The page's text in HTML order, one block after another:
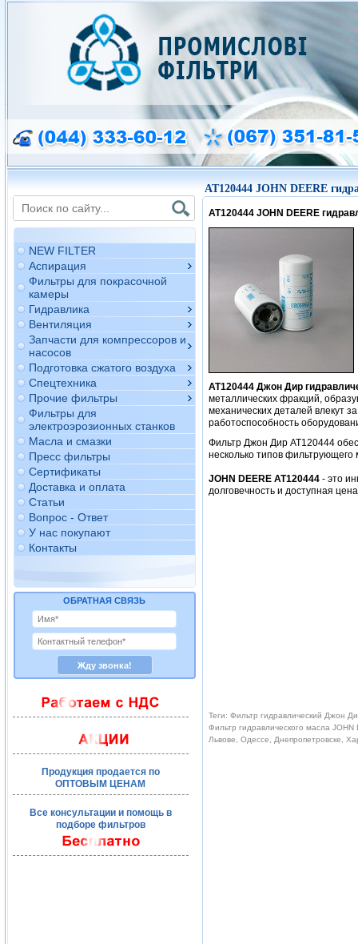
NEW FILTER
Аспирация
Фильтры для покрасочной
камеры
Гидравлика
Вентиляция
Запчасти для компрессоров и
насосов
Подготовка сжатого воздуха
Спецтехника
Прочие фильтры
Фильтры для
электроэрозионных станков
Масла и смазки
Пресс фильтры
Сертификаты
Доставка и оплата
Статьи
Вопрос - Ответ
У нас покупают
Контакты
ОБРАТНАЯ СВЯЗЬ
Продукция продается по
ОПТОВЫМ ЦЕНАМ
Все консультации и помощь в
подборе фильтров
AT120444 JOHN DEERE
AT120444 JOHN DEERE
AT120444 Джон Дир
металлических фракций,
механических деталей влекут
работоспособность
Фильтр Джон Дир AT120444
несколько типов фильтрующего
JOHN DEERE AT120444- это
долговечность и доступная
Теги: Фильтр гидравлический Джон
Фильтр гидравлического масла
Львове, Одессе, Днепропетровске,